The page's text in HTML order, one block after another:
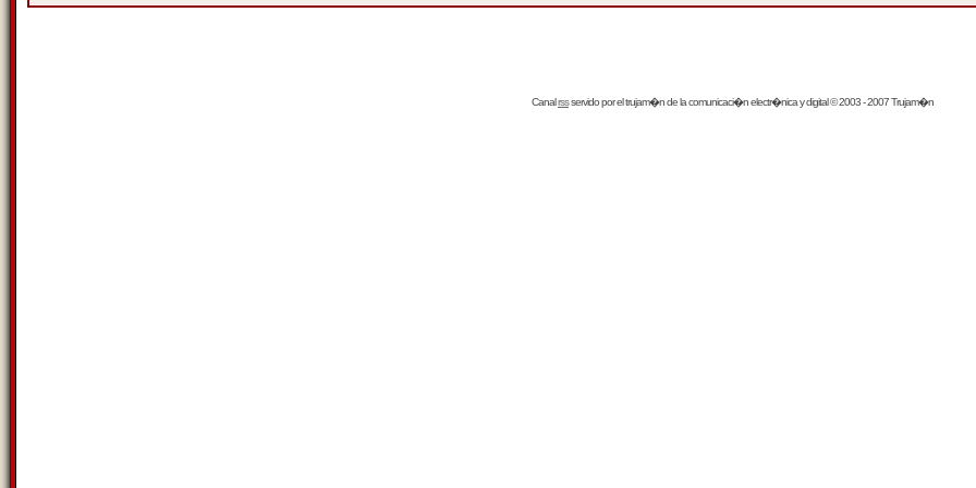
Canalrssservido por eltrujam�nde la comunicaci�n electr�nica y digital © 2003 - 2007 Trujam�n